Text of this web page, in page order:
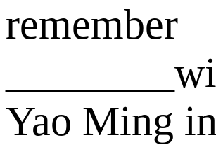
remember
Yao Ming in